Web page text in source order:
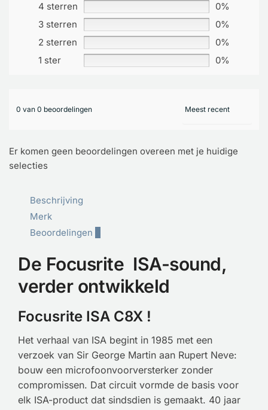
4 sterren
0%
3 sterren
0%
2 sterren
0%
1 ster
0%
0 van 0 beoordelingen
Er komen geen beoordelingen overeen met je huidige
selecties
Beschrijving
Merk
Beoordelingen
De Focusrite ISA-sound,
verder ontwikkeld
Focusrite ISA C8X !
Het verhaal van ISA begint in 1985 met een
verzoek van Sir George Martin aan Rupert Neve:
bouw een microfoonvoorversterker zonder
compromissen. Dat circuit vormde de basis voor
elk ISA-product dat sindsdien is gemaakt. 40 jaar